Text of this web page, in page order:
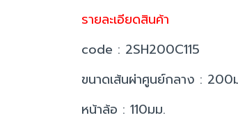
รายละเอียดสินค้า
code : 2SH200C115
ขนาดเส้นผ่าศูนย์กลาง : 200
หน้าล้อ : 110มม.